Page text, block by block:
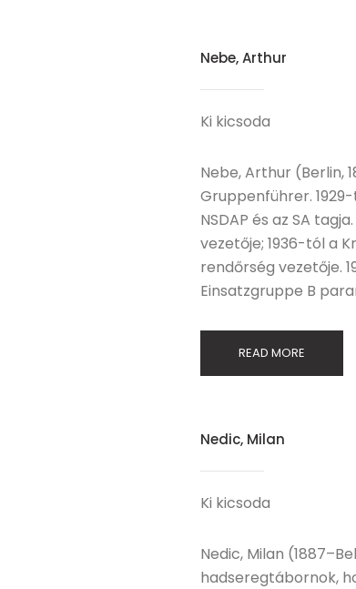
Nebe, Arthur
Ki kicsoda
Nebe, Arthur (Berlin,
Gruppenführer.
NSDAP és az SA
vezetője; 1936-tól a
rendőrség vezetője.
Einsatzgruppe B
READ MORE
Nedic, Milan
Ki kicsoda
Nedic, Milan
hadseregtábornok,